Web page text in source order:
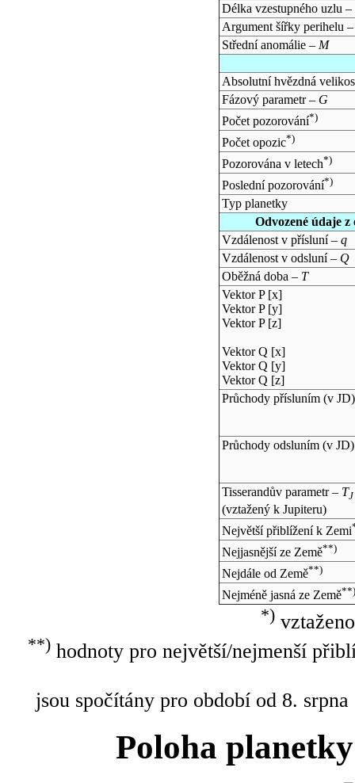
Délka vzestupného uzlu –
Argument šířky perihelu
Střední anomálie – M
Absolutní hvězdná
Fázový parametr – G
Počet pozorování*)
Počet opozic*)
Pozorována v letech*)
Poslední pozorování*)
Typ planetky
Odvozené údaje
Vzdálenost v přísluní – q
Vzdálenost v odsluní – Q
Oběžná doba – T
Vektor P [x]
Vektor P [y]
Vektor P [z]
Vektor Q [x]
Vektor Q [y]
Vektor Q [z]
Průchody přísluním (v JD)
Průchody odsluním (v JD)
Tisserandův parametr – TJ
(vztažený k Jupiteru)
Největší přiblížení k Zemi
Nejjasnější ze Země**)
Nejdále od Země**)
Nejméně jasná ze Země**)
*)
**)hodnoty pro největší/nejmenší
jsou spočítány pro období od 8.
Poloha